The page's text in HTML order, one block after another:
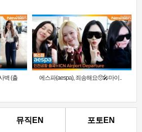
벽 (출
에스파(aespa), 죄송해요🥺🎤마이..
뮤직EN 포토EN